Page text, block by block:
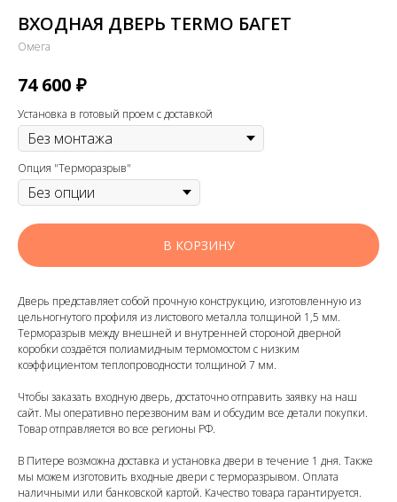
ВХОДНАЯ ДВЕРЬ TERMO БАГЕТ
Омега
74 600 ₽
Установка в готовый проем с доставкой
Опция "Терморазрыв"
В КОРЗИНУ
Дверь представляет собой прочную конструкцию, изготовленную из
цельногнутого профиля из листового металла толщиной 1,5 мм.
Терморазрыв между внешней и внутренней стороной дверной
коробки создаётся полиамидным термомостом с низким
коэффициентом теплопроводности толщиной 7 мм.
Чтобы заказать входную дверь, достаточно отправить заявку на наш
сайт. Мы оперативно перезвоним вам и обсудим все детали покупки.
Товар отправляется во все регионы РФ.
В Питере возможна доставка и установка двери в течение 1 дня. Также
мы можем изготовить входные двери с терморазрывом. Оплата
наличными или банковской картой. Качество товара гарантируется.